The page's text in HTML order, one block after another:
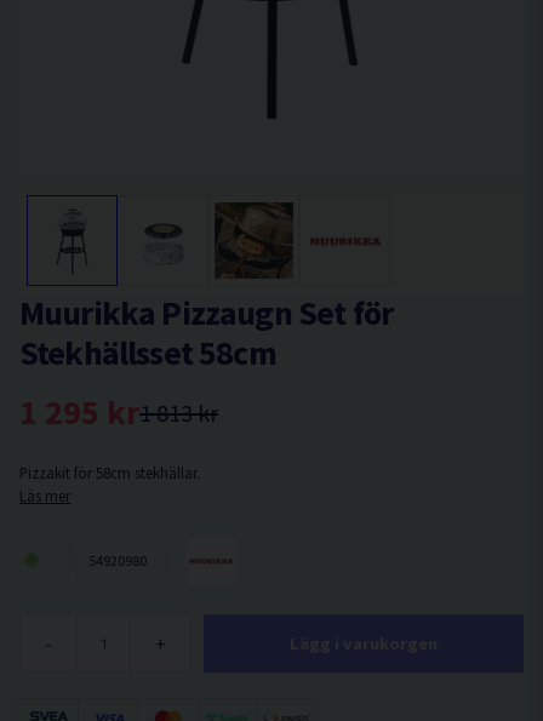
Muurikka Pizzaugn Set för
Stekhällsset 58cm
1 813 kr
1 295 kr
Pizzakit för 58cm stekhällar.
Läs mer
54920980
- +